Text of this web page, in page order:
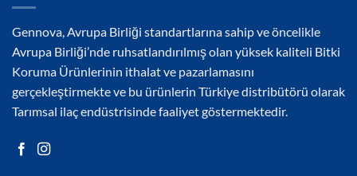
Gennova, Avrupa Birliği standartlarına sahip ve öncelikle
Avrupa Birliği’nde ruhsatlandırılmış olan yüksek kaliteli Bitki
Koruma Ürünlerinin ithalat ve pazarlamasını
gerçekleştirmekte ve bu ürünlerin Türkiye distribütörü olarak
Tarımsal ilaç endüstrisinde faaliyet göstermektedir.